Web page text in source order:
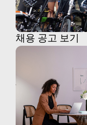
채용 공고 보기